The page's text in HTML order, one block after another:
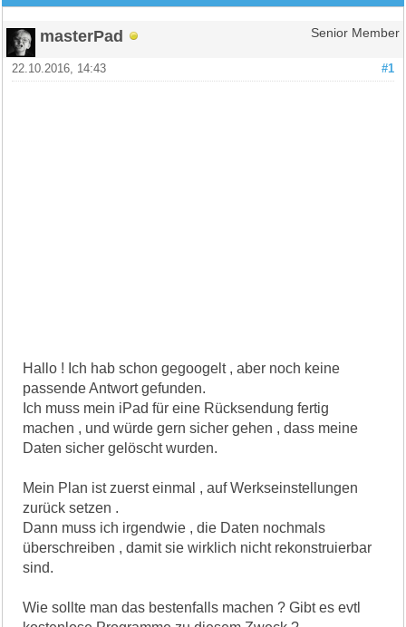
masterPad Senior Member
#1
22.10.2016, 14:43
Hallo ! Ich hab schon gegoogelt , aber noch keine
passende Antwort gefunden.
Ich muss mein iPad für eine Rücksendung fertig
machen , und würde gern sicher gehen , dass meine
Daten sicher gelöscht wurden.
Mein Plan ist zuerst einmal , auf Werkseinstellungen
zurück setzen .
Dann muss ich irgendwie , die Daten nochmals
überschreiben , damit sie wirklich nicht rekonstruierbar
sind.
Wie sollte man das bestenfalls machen ? Gibt es evtl